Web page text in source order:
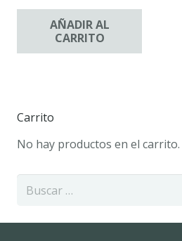
AÑADIR AL
CARRITO
Carrito
No hay productos en el carrito.